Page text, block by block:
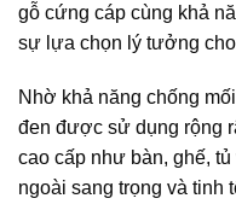
gỗ cứng cáp cùng khả
sự lựa chọn lý tưởng
Nhờ khả năng chống
đen được sử dụng rộng
cao cấp như bàn, ghế,
ngoài sang trọng và tinh